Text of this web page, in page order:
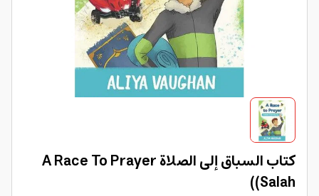
كتاب السباق إلى الصلاة A Race To Prayer
(Salah)